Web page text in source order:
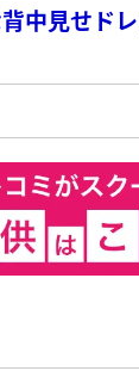
中見せド